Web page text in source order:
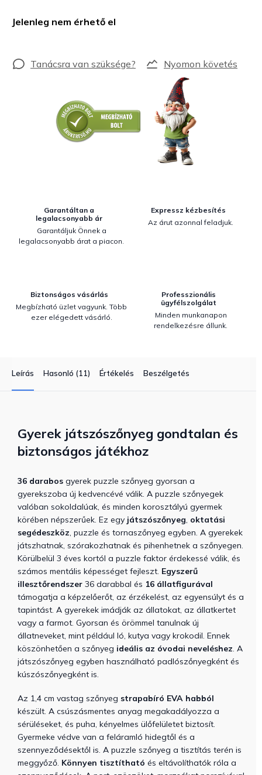
Jelenleg nem érhető el
Nyomon követés
Garantáltan a
legalacsonyabb ár
Garantáljuk Önnek a
legalacsonyabb árat a piacon.
Expressz kézbesítés
Az árut azonnal feladjuk.
Biztonságos vásárlás
Megbízható üzlet vagyunk. Több
ezer elégedett vásárló.
Professzionális
ügyfélszolgálat
Minden munkanapon
rendelkezésre állunk.
Leírás Hasonló (11) Értékelés Beszélgetés
Gyerek játszószőnyeg gondtalan és
biztonságos játékhoz
36 darabos gyerek puzzle szőnyeg gyorsan a
gyerekszoba új kedvencévé válik. A puzzle szőnyegek
valóban sokoldalúak, és minden korosztályú gyermek
körében népszerűek. Ez egy játszószőnyeg, oktatási
segédeszköz, puzzle és tornaszőnyeg egyben. A gyerekek
játszhatnak, szórakozhatnak és pihenhetnek a szőnyegen.
Körülbelül 3 éves kortól a puzzle faktor érdekessé válik, és
számos mentális képességet fejleszt. Egyszerű
illesztőrendszer 36 darabbal és 16 állatfigurával
támogatja a képzelőerőt, az érzékelést, az egyensúlyt és a
tapintást. A gyerekek imádják az állatokat, az állatkertet
vagy a farmot. Gyorsan és örömmel tanulnak új
állatneveket, mint például ló, kutya vagy krokodil. Ennek
köszönhetően a szőnyeg ideális az óvodai neveléshez. A
játszószőnyeg egyben használható padlószőnyegként és
kúszószőnyegként is.
Az 1,4 cm vastag szőnyeg strapabíró EVA habból
készült. A csúszásmentes anyag megakadályozza a
sérüléseket, és puha, kényelmes ülőfelületet biztosít.
Gyermeke védve van a feláramló hidegtől és a
szennyeződésektől is. A puzzle szőnyeg a tisztítás terén is
meggyőző. Könnyen tisztítható és eltávolíthatók róla a